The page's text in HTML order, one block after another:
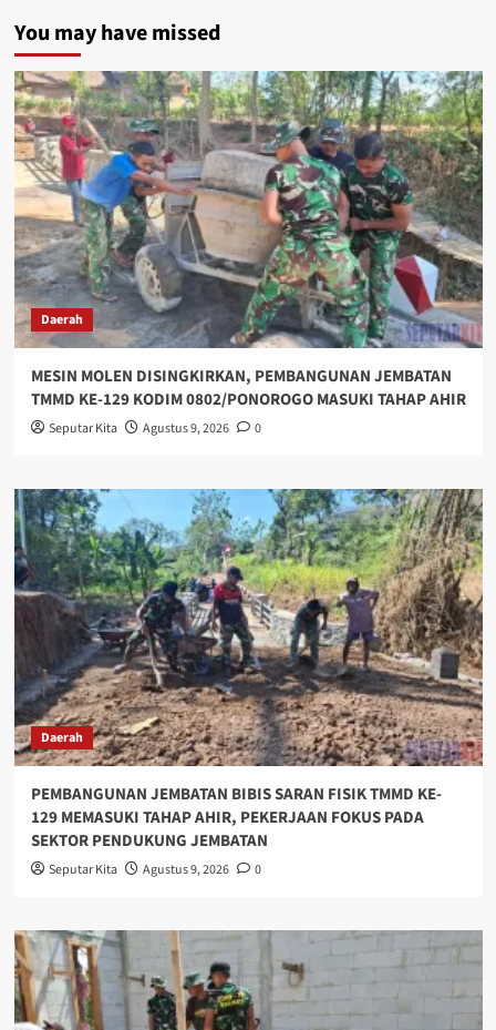
You may have missed
Daerah
MESIN MOLEN DISINGKIRKAN, PEMBANGUNAN JEMBATAN
TMMD KE-129 KODIM 0802/PONOROGO MASUKI TAHAP AHIR
Seputar Kita Agustus 9, 2026 0
Daerah
PEMBANGUNAN JEMBATAN BIBIS SARAN FISIK TMMD KE-
129 MEMASUKI TAHAP AHIR, PEKERJAAN FOKUS PADA
SEKTOR PENDUKUNG JEMBATAN
Seputar Kita Agustus 9, 2026 0